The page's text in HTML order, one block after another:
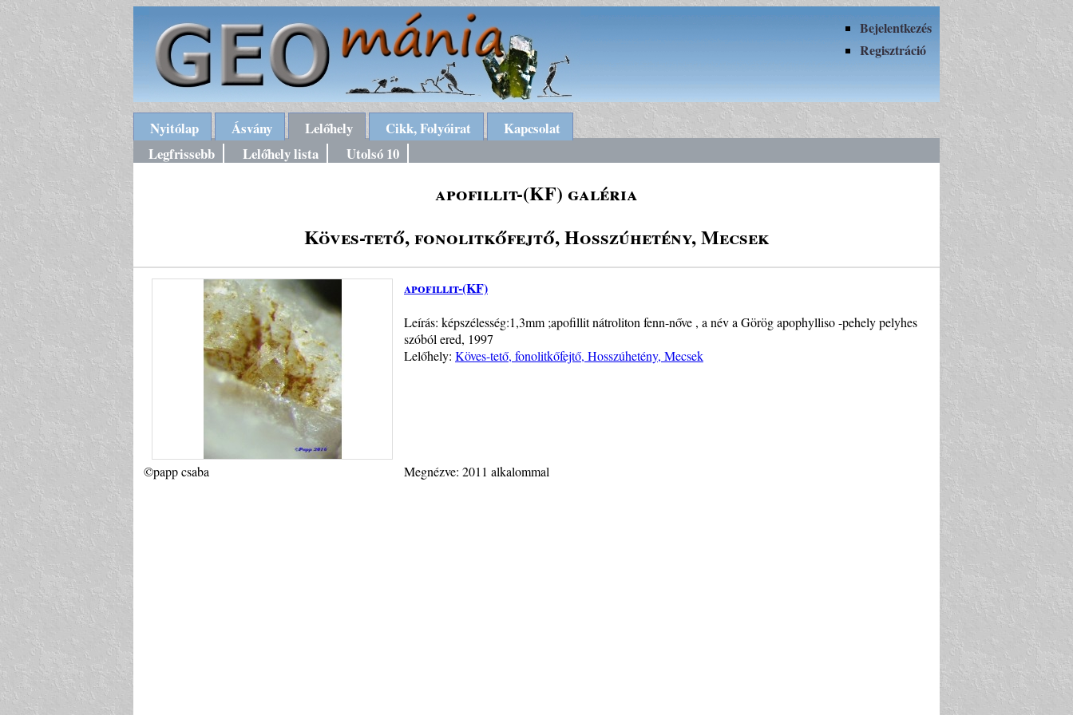
Bejelentkezés
Regisztráció
Nyitólap Ásvány Lelőhely Cikk, Folyóirat
Kapcsolat
Legfrissebb
Lelőhely lista Utolsó 10
apofillit-(KF) galéria
Köves-tető, fonolitkőfejtő, Hosszúhetény, Mecsek
apofillit-(KF)
Leírás: képszélesség:1,3mm ;apofillit nátroliton fenn-nőve , a név a Görög apophylliso -pehely pelyhes
szóból ered, 1997
Lelőhely: Köves-tető, fonolitkőfejtő, Hosszúhetény, Mecsek
©papp csaba Megnézve: 2011 alkalommal